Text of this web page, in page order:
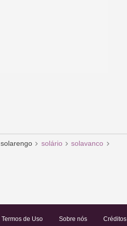
solarengo solário solavanco
Termos de Uso Sobre nós Créditos